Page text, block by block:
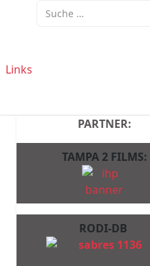
Suchen
Links
PARTNER:
TAMPA 2 FILMS:
RODI-DB